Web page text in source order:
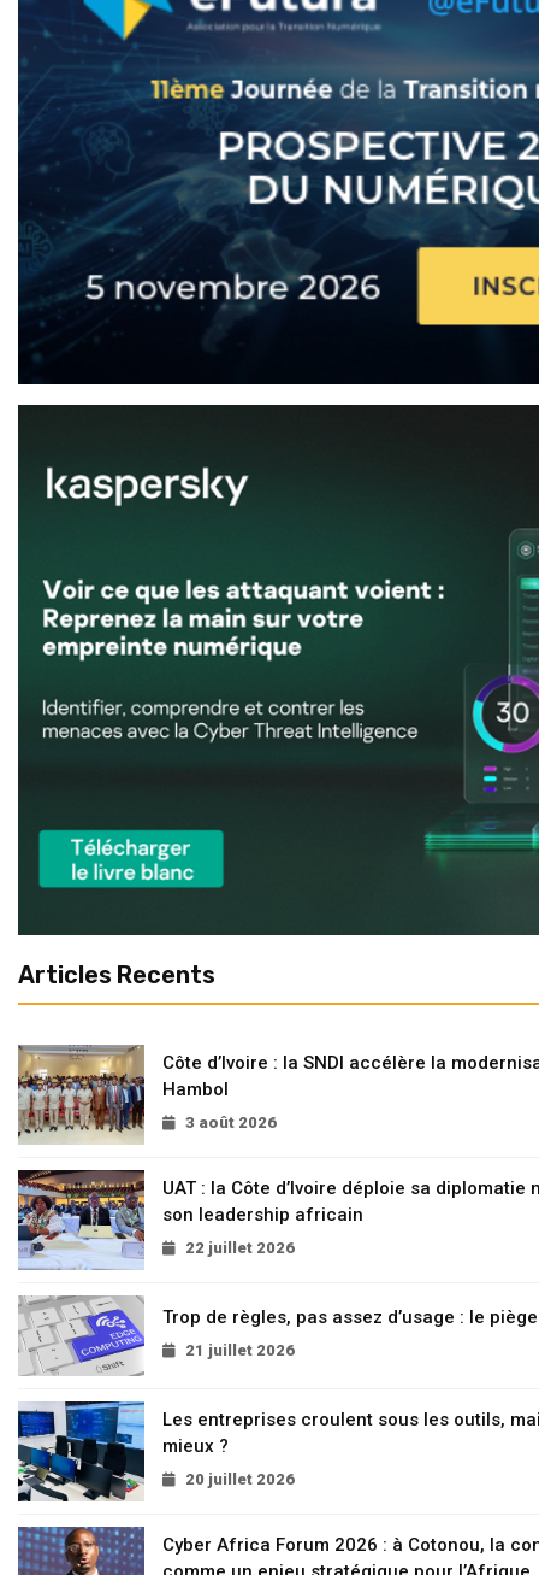
Articles Recents
Côte d’Ivoire : la SNDI accélère la
Hambol
3 août 2026
UAT : la Côte d’Ivoire déploie sa
son leadership africain
22 juillet 2026
Trop de règles, pas assez d’usage : le
21 juillet 2026
Les entreprises croulent sous les outils,
mieux ?
20 juillet 2026
Cyber Africa Forum 2026 : à Cotonou, la